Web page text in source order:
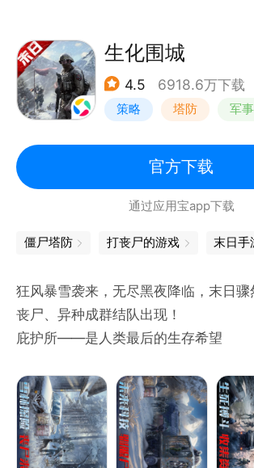
生化围城
4.5 6918.6万下载
策略 塔防 军事
官方下载
通过应用宝app下载
僵尸塔防 打丧尸的游戏 末日手
狂风暴雪袭来，无尽黑夜降临，末日骤
丧尸、异种成群结队出现！
庇护所——是人类最后的生存希望
在这冰与火的末日世界，如何活下去
作为末日世界的主角，你需要耐心去
战斗，需要智慧去决策！